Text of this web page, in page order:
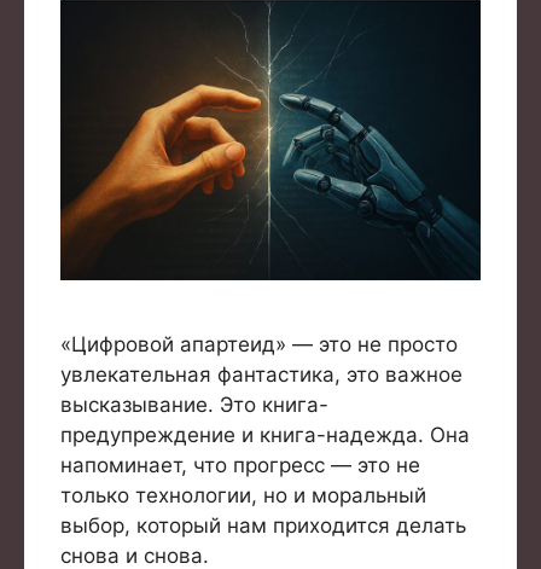
«Цифровой апартеид» — это не просто
увлекательная фантастика, это важное
высказывание. Это книга-
предупреждение и книга-надежда. Она
напоминает, что прогресс — это не
только технологии, но и моральный
выбор, который нам приходится делать
снова и снова.